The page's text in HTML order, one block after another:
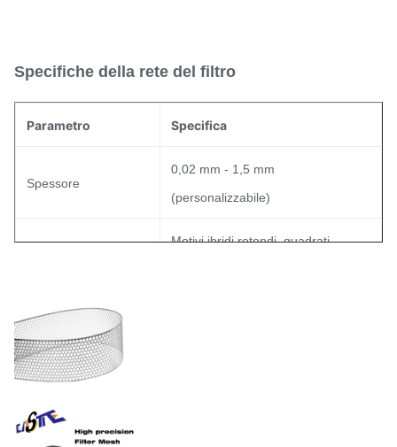
Specifiche della rete del filtro
Parametro Specifica
Spessore
0,02 mm - 1,5 mm
(personalizzabile)
Motivi ibridi rotondi, quadrati,
Rapporto area aperta
Tolleranza